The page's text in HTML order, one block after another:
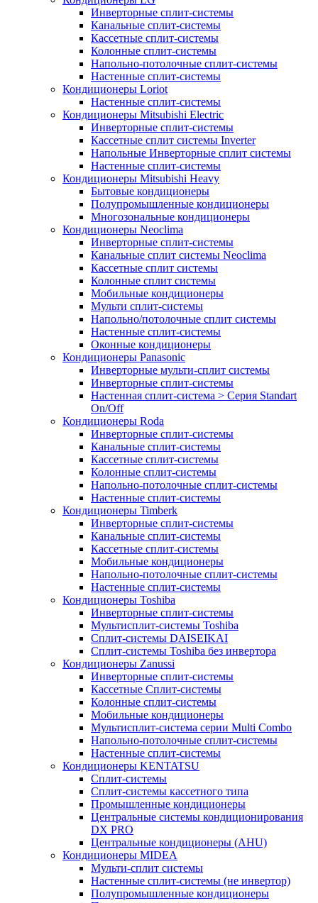
Инверторные сплит-системы
Канальные сплит-системы
Кассетные сплит-системы
Колонные сплит-системы
Напольно-потолочные сплит-системы
Настенные сплит-системы
Кондиционеры Loriot
Настенные сплит-системы
Кондиционеры Mitsubishi Electric
Инверторные сплит-системы
Кассетные сплит системы Inverter
Напольные Инверторные сплит системы
Настенные сплит-системы
Кондиционеры Mitsubishi Heavy
Бытовые кондиционеры
Полупромышленные кондиционеры
Многозональные кондиционеры
Кондиционеры Neoclima
Инверторные сплит-системы
Канальные сплит системы Neoclima
Кассетные сплит системы
Колонные сплит системы
Мобильные кондиционеры
Мульти сплит-системы
Напольно/потолочные сплит системы
Настенные сплит-системы
Оконные кондиционеры
Кондиционеры Panasonic
Инверторные мульти-сплит системы
Инверторные сплит-системы
Настенная сплит-система > Серия Standart
On/Off
Кондиционеры Roda
Инверторные сплит-системы
Канальные сплит-системы
Кассетные сплит-системы
Колонные сплит-системы
Напольно-потолочные сплит-системы
Настенные сплит-системы
Кондиционеры Timberk
Инверторные сплит-системы
Канальные сплит-системы
Кассетные сплит-системы
Мобильные кондиционеры
Напольно-потолочные сплит-системы
Настенные сплит-системы
Кондиционеры Toshiba
Инверторные сплит-системы
Мультисплит-системы Toshiba
Сплит-системы DAISEIKAI
Сплит-системы Toshiba без инвертора
Кондиционеры Zanussi
Инверторные сплит-системы
Кассетные Сплит-системы
Колонные сплит-системы
Мобильные кондиционеры
Мультисплит-система серии Multi Combo
Напольно-потолочные сплит-системы
Настенные сплит-системы
Кондиционеры KENTATSU
Сплит-системы
Сплит-системы кассетного типа
Промышленные кондиционеры
Центральные системы кондиционирования
DX PRO
Центральные кондиционеры (AHU)
Кондиционеры MIDEA
Мульти-сплит системы
Настенные сплит-системы (не инвертор)
Полупромышленные кондиционеры